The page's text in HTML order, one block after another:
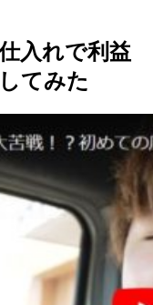
入れで利益
てみた